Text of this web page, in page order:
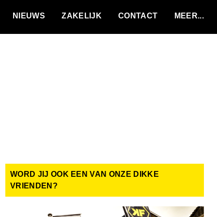
NIEUWS ZAKELIJK CONTACT
WORD JIJ OOK EEN VAN ONZE DIKKE
VRIENDEN?